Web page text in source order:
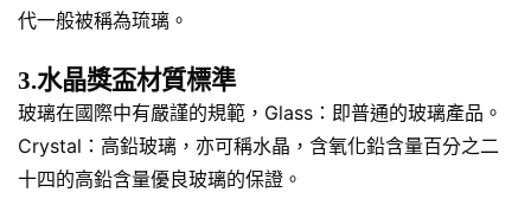
代一般被稱為琉璃。
3.水晶獎盃材質標準
玻璃在國際中有嚴謹的規範，Glass：即普通的玻璃產品。
Crystal：高鉛玻璃，亦可稱水晶，含氧化鉛含量百分之二
十四的高鉛含量優良玻璃的保證。